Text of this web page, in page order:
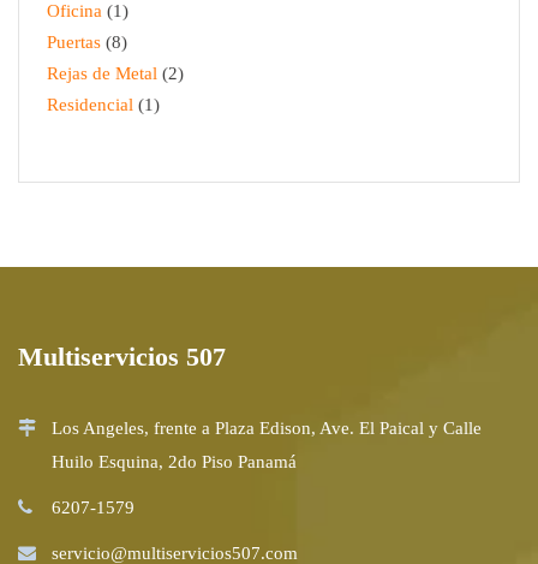
Oficina
1
Puertas 8
Rejas de Metal 2
Residencial
1
Multiservicios 507
Los Angeles, frente a Plaza Edison, Ave. El Paical y Calle
Huilo Esquina, 2do Piso Panamá
6207-1579
servicio@multiservicios507.com